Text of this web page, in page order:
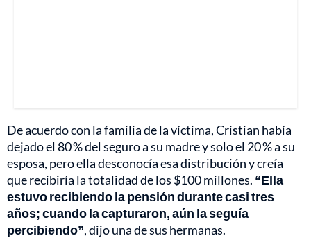
De acuerdo con la familia de la víctima, Cristian había
dejado el 80 % del seguro a su madre y solo el 20 % a su
esposa, pero ella desconocía esa distribución y creía
que recibiría la totalidad de los $100 millones. “Ella
estuvo recibiendo la pensión durante casi tres
años; cuando la capturaron, aún la seguía
percibiendo”, dijo una de sus hermanas.